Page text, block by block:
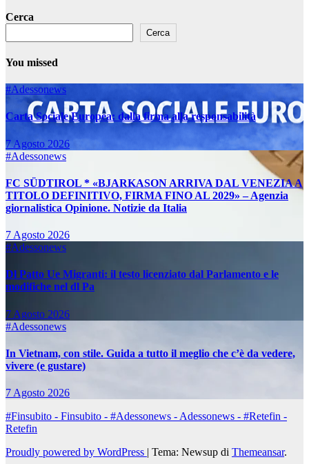
Cerca
Cerca
You missed
#Adessonews
Carta Sociale Europea: dalla firma alla responsabilità
7 Agosto 2026
#Adessonews
FC SÜDTIROL * «BJARKASON ARRIVA DAL VENEZIA A
TITOLO DEFINITIVO, FIRMA FINO AL 2029» – Agenzia
giornalistica Opinione. Notizie da Italia
7 Agosto 2026
#Adessonews
Dl Patto Ue Migranti: il testo licenziato dal Parlamento e le
modifiche nel dl Pa
7 Agosto 2026
#Adessonews
In Vietnam, con stile. Guida a tutto il meglio che c’è da vedere,
vivere (e gustare)
7 Agosto 2026
#Finsubito - Finsubito - #Adessonews - Adessonews - #Retefin -
Retefin
Proudly powered by WordPress | Tema: Newsup di Themeansar.